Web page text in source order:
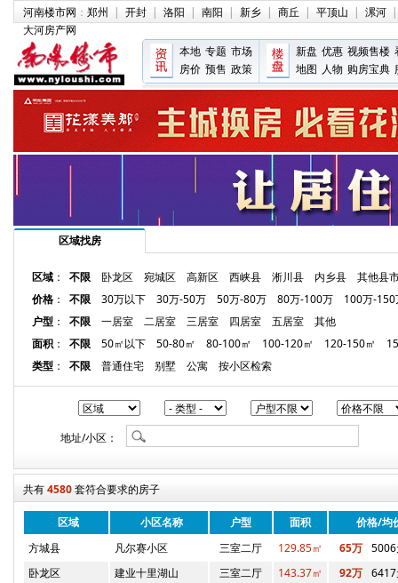
河南楼市网 ： 郑州 | 开封 | 洛阳 | 南阳 | 新乡 | 商丘 | 平顶山 | 漯河 |
大河房产网
本地 专题 市场
房价 预售 政策
新盘 优惠 视频售楼
地图 人物 购房宝典
区域找房
区域 ： 不限 卧龙区 宛城区 高新区 西峡县 淅川县 内乡县
其他县
价格 ： 不限 30万以下 30万-50万 50万-80万 80万-100万
100万-150
户型 ： 不限 一居室 二居室 三居室 四居室 五居室
其他
面积 ： 不限 50㎡以下 50-80㎡ 80-100㎡ 100-120㎡ 120-150㎡
类型 ： 不限 普通住宅 别墅 公寓 按小区检索
地址/小区：
共有4580套符合要求的房子
区域 小区名称 户型 面积
价格/均
方城县
凡尔赛小区 三室二厅 129.85㎡ 65万
卧龙区
建业十里湖山 三室二厅 143.37㎡ 92万